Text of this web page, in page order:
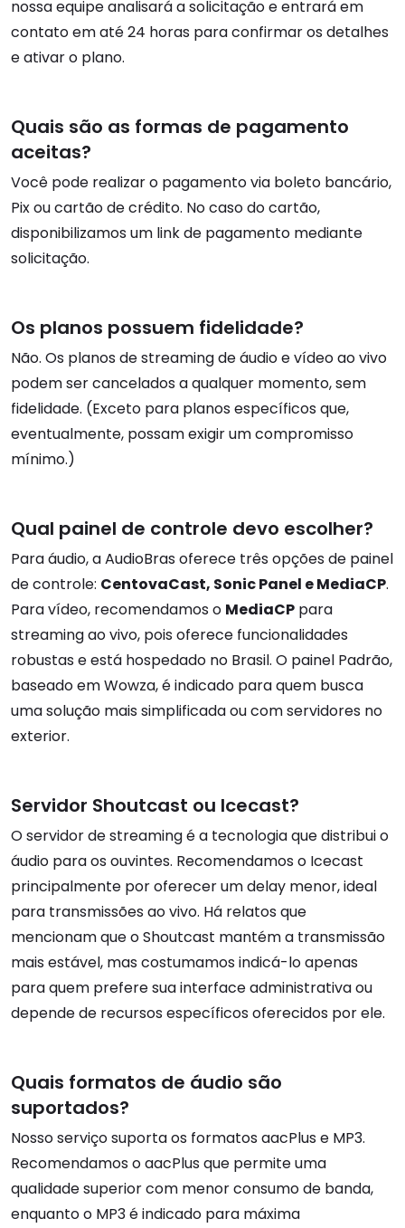
nossa equipe analisará a solicitação e entrará em
contato em até 24 horas para confirmar os detalhes
e ativar o plano.
Quais são as formas de pagamento
aceitas?
Você pode realizar o pagamento via boleto bancário,
Pix ou cartão de crédito. No caso do cartão,
disponibilizamos um link de pagamento mediante
solicitação.
Os planos possuem fidelidade?
Não. Os planos de streaming de áudio e vídeo ao vivo
podem ser cancelados a qualquer momento, sem
fidelidade. (Exceto para planos específicos que,
eventualmente, possam exigir um compromisso
mínimo.)
Qual painel de controle devo escolher?
Para áudio, a AudioBras oferece três opções de painel
de controle: CentovaCast, Sonic Panel e MediaCP.
Para vídeo, recomendamos o MediaCP para
streaming ao vivo, pois oferece funcionalidades
robustas e está hospedado no Brasil. O painel Padrão,
baseado em Wowza, é indicado para quem busca
uma solução mais simplificada ou com servidores no
exterior.
Servidor Shoutcast ou Icecast?
O servidor de streaming é a tecnologia que distribui o
áudio para os ouvintes. Recomendamos o Icecast
principalmente por oferecer um delay menor, ideal
para transmissões ao vivo. Há relatos que
mencionam que o Shoutcast mantém a transmissão
mais estável, mas costumamos indicá-lo apenas
para quem prefere sua interface administrativa ou
depende de recursos específicos oferecidos por ele.
Quais formatos de áudio são
suportados?
Nosso serviço suporta os formatos aacPlus e MP3.
Recomendamos o aacPlus que permite uma
qualidade superior com menor consumo de banda,
enquanto o MP3 é indicado para máxima